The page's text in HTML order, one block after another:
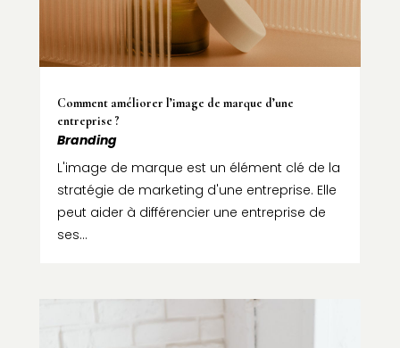
Comment améliorer l’image de marque d’une
entreprise ?
Branding
L'image de marque est un élément clé de la
stratégie de marketing d'une entreprise. Elle
peut aider à différencier une entreprise de
ses...